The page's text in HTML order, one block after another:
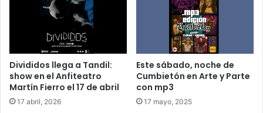
Divididos llega a Tandil:
show en el Anfiteatro
Martín Fierro el 17 de abril
17 abril, 2026
Este sábado, noche de
Cumbietón en Arte y Parte
con mp3
17 mayo, 2025